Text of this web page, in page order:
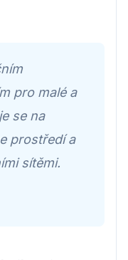
pro malé a
se na
prostředí a
sítěmi.